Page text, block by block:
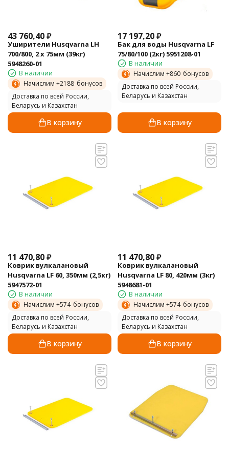
43 760,40₽
Уширители Husqvarna LH
700/800, 2 х 75мм (39кг)
5948260-01
В наличии
Начислим +2188 бонусов
Доставка по всей России,
Беларусь и Казахстан
В корзину
17 197,20₽
Бак для воды Husqvarna LF
75/80/100 (2кг) 5951208-01
В наличии
Начислим +860 бонусов
Доставка по всей России,
Беларусь и Казахстан
В корзину
11 470,80₽
Коврик вулкалановый
Husqvarna LF 60, 350мм (2,5кг)
5947572-01
В наличии
Начислим +574 бонусов
Доставка по всей России,
Беларусь и Казахстан
В корзину
11 470,80₽
Коврик вулкалановый
Husqvarna LF 80, 420мм (3кг)
5948681-01
В наличии
Начислим +574 бонусов
Доставка по всей России,
Беларусь и Казахстан
В корзину